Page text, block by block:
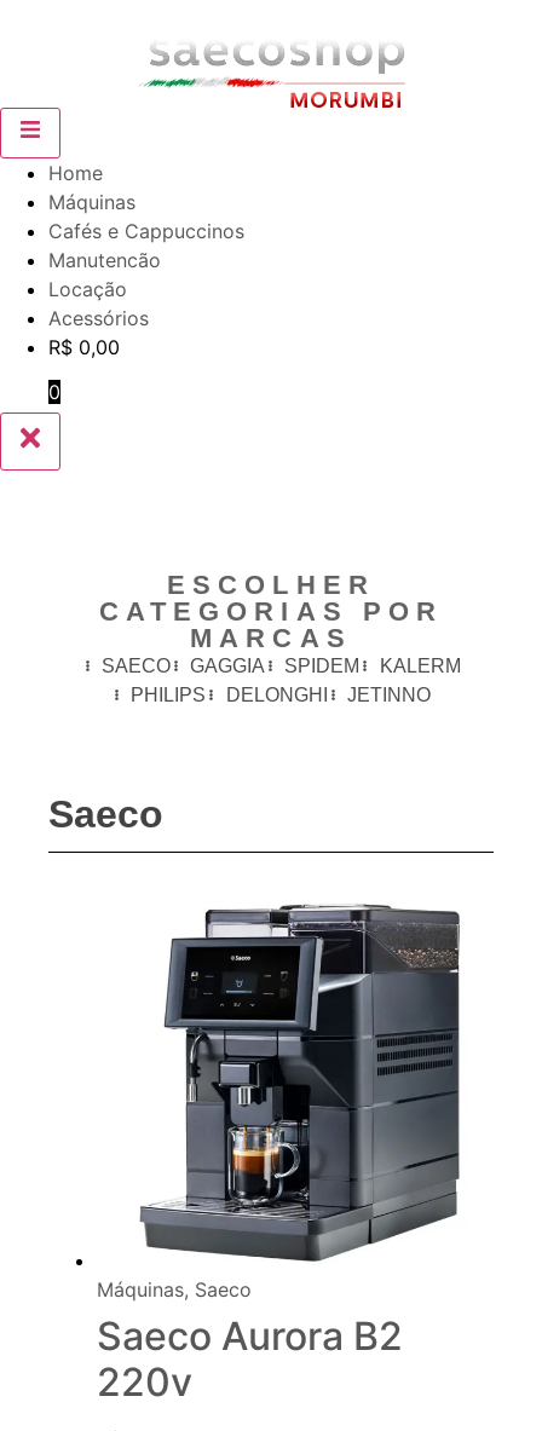
Home
Máquinas
Cafés e Cappuccinos
Manutencão
Locação
Acessórios
R$ 0,00
0
ESCOLHER
CATEGORIAS POR
MARCAS
SAECO GAGGIA SPIDEM
KALERM
PHILIPS
DELONGHI JETINNO
Saeco
Máquinas, Saeco
Saeco Aurora B2
220v